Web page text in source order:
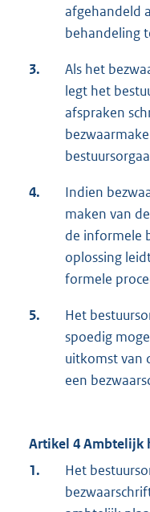
afgehandeld
behandeling
3.
Als het
legt het
afspraken
4.
Indien
maken van
de informele
oplossing
formele
5.
Het
spoedig
uitkomst van
een
Artikel 4 Ambtelijk
1.
Het